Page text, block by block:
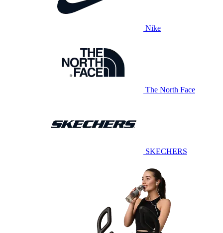
Nike
The North Face
SKECHERS